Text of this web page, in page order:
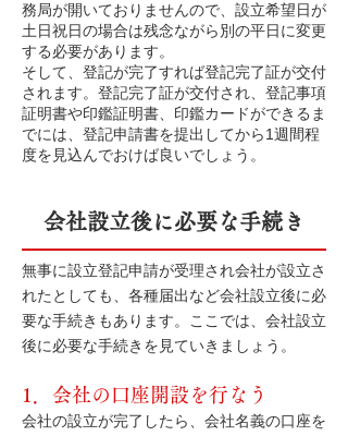
務局が開いておりませんので、設立希望日が
土日祝日の場合は残念ながら別の平日に変更
する必要があります。
そして、登記が完了すれば登記完了証が交付
されます。登記完了証が交付され、登記事項
証明書や印鑑証明書、印鑑カードができるま
でには、登記申請書を提出してから1週間程
度を見込んでおけば良いでしょう。
会社設立後に必要な手続き
無事に設立登記申請が受理され会社が設立さ
れたとしても、各種届出など会社設立後に必
要な手続きもあります。ここでは、会社設立
後に必要な手続きを見ていきましょう。
1．会社の口座開設を行なう
会社の設立が完了したら、会社名義の口座を